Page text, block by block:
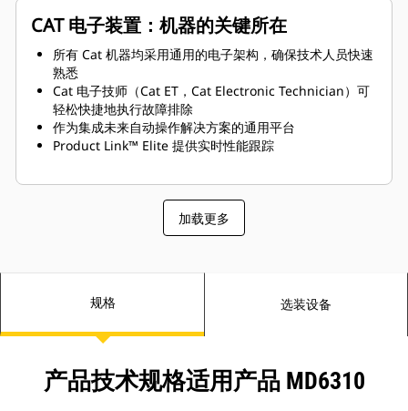
CAT 电子装置：机器的关键所在
所有 Cat 机器均采用通用的电子架构，确保技术人员快速
熟悉
Cat 电子技师（Cat ET，Cat Electronic Technician）可
轻松快捷地执行故障排除
作为集成未来自动操作解决方案的通用平台
Product Link™ Elite 提供实时性能跟踪
加载更多
规格 选装设备
产品技术规格适用产品 MD6310